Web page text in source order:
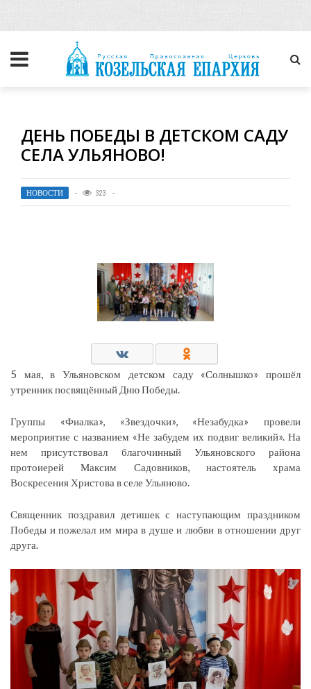
ДЕНЬ ПОБЕДЫ В ДЕТСКОМ САДУ
СЕЛА УЛЬЯНОВО!
НОВОСТИ 323
5 мая, в Ульяновском детском саду «Солнышко» прошёл
утренник посвящённый Дню Победы.
Группы «Фиалка», «Звездочки», «Незабудка» провели
мероприятие с названием «Не забудем их подвиг великий». На
нем присутствовал благочинный Ульяновского района
протоиерей Максим Садовников, настоятель храма
Воскресения Христова в селе Ульяново.
Священник поздравил детишек с наступающим праздником
Победы и пожелал им мира в душе и любви в отношении друг
друга.